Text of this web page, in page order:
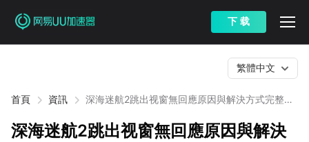
下 载
首頁 資訊
深海迷航2跳出视窗無回應原因與解決方式完整說
繁體中文
深海迷航2跳出视窗無回應原因與解決